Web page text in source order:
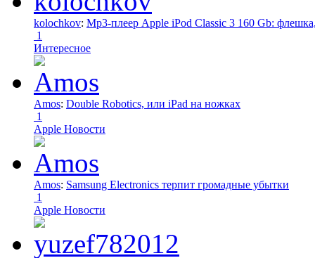
kolochkov: Mp3-плеер Apple iPod Classic 3 160 Gb:
1
Интересное
Amos: Double Robotics, или iPad на ножках
1
Apple Новости
Amos: Samsung Electronics терпит громадные убытки
1
Apple Новости